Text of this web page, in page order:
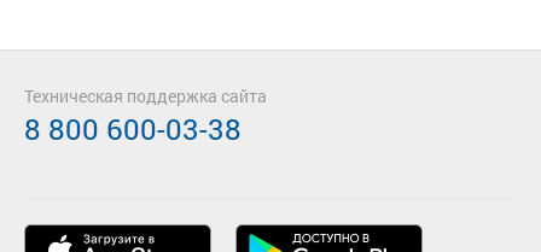
Техническая поддержка сайта
8 800 600-03-38